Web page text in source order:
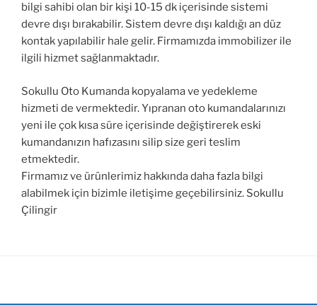
bilgi sahibi olan bir kişi 10-15 dk içerisinde sistemi
devre dışı bırakabilir. Sistem devre dışı kaldığı an düz
kontak yapılabilir hale gelir. Firmamızda immobilizer ile
ilgili hizmet sağlanmaktadır.
Sokullu Oto Kumanda kopyalama ve yedekleme
hizmeti de vermektedir. Yıpranan oto kumandalarınızı
yeni ile çok kısa süre içerisinde değiştirerek eski
kumandanızın hafızasını silip size geri teslim
etmektedir.
Firmamız ve ürünlerimiz hakkında daha fazla bilgi
alabilmek için bizimle iletişime geçebilirsiniz. Sokullu
Çilingir